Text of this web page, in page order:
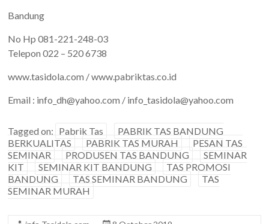
Bandung
No Hp 081-221-248-03
Telepon 022 – 520 6738
www.tasidola.com / www.pabriktas.co.id
Email : info_dh@yahoo.com / info_tasidola@yahoo.com
Tagged on: Pabrik Tas
PABRIK TAS BANDUNG
BERKUALITAS
PABRIK TAS MURAH
PESAN TAS
SEMINAR
PRODUSEN TAS BANDUNG
SEMINAR
KIT
SEMINAR KIT BANDUNG
TAS PROMOSI
BANDUNG
TAS SEMINAR BANDUNG
TAS
SEMINAR MURAH